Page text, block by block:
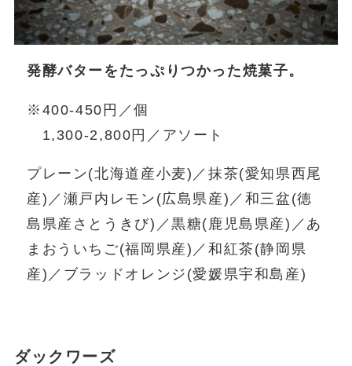
発酵バターをたっぷりつかった焼菓子。
※400-450円／個
1,300-2,800円／アソート
プレーン(北海道産小麦)／抹茶(愛知県西尾
産)／瀬戸内レモン(広島県産)／和三盆(徳
島県産さとうきび)／黒糖(鹿児島県産)／あ
まおういちご(福岡県産)／和紅茶(静岡県
産)／ブラッドオレンジ(愛媛県宇和島産)
ダックワーズ